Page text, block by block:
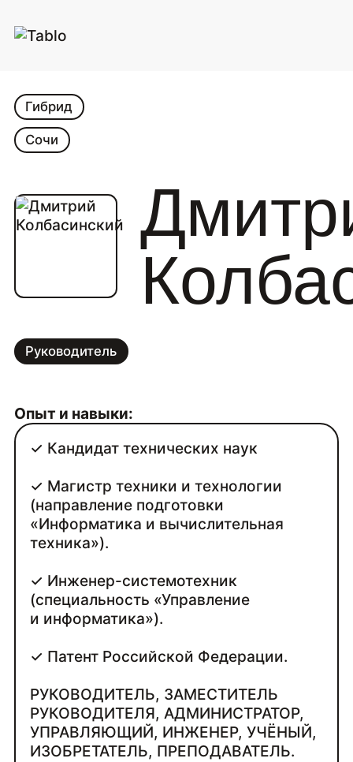
Руководитель
Гибрид
Сочи
Опыт и навыки:
✓ Кандидат технических наук
✓ Магистр техники и технологии
(направление подготовки
«Информатика и вычислительная
техника»).
✓ Инженер-системотехник
(специальность «Управление
и информатика»).
✓ Патент Российской Федерации.
РУКОВОДИТЕЛЬ, ЗАМЕСТИТЕЛЬ
РУКОВОДИТЕЛЯ, АДМИНИСТРАТОР,
УПРАВЛЯЮЩИЙ, ИНЖЕНЕР, УЧЁНЫЙ,
ИЗОБРЕТАТЕЛЬ, ПРЕПОДАВАТЕЛЬ.